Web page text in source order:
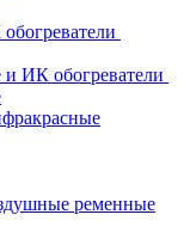
и ИК обогреватели
ременные